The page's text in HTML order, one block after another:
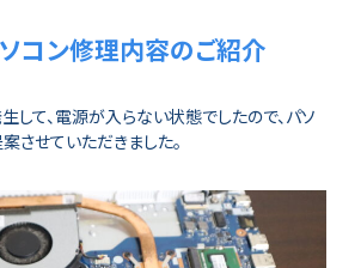
コン修理内容のご紹介
して、電源が入らない状態でしたので、パソ
させていただきました。